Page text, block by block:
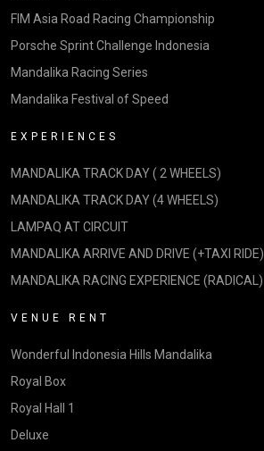
FIM Asia Road Racing Championship
Porsche Sprint Challenge Indonesia
Mandalika Racing Series
Mandalika Festival of Speed
EXPERIENCES
MANDALIKA TRACK DAY ( 2 WHEELS)
MANDALIKA TRACK DAY (4 WHEELS)
LAMPAQ AT CIRCUIT
MANDALIKA ARRIVE AND DRIVE (+TAXI RIDE)
MANDALIKA RACING EXPERIENCE (RADICAL)
VENUE RENT
Wonderful Indonesia Hills Mandalika
Royal Box
Royal Hall 1
Deluxe